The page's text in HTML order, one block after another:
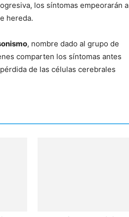
los síntomas empeorarán a
hereda.
, nombre dado al grupo de
comparten los síntomas antes
de las células cerebrales